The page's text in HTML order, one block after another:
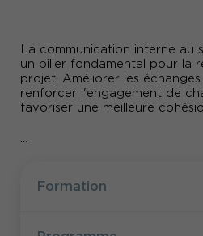
La communication interne au
un pilier fondamental pour la
projet. Améliorer les
renforcer l'engagement de
favoriser une meilleure
donc l’outil principal du
s’adapter en fonction des
...
Formation